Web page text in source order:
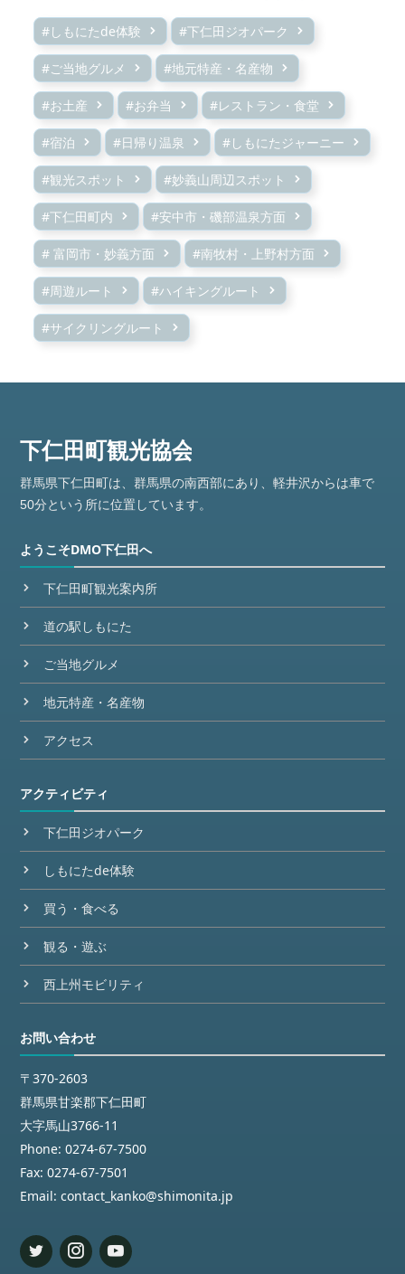
#しもにたde体験 #下仁田ジオパーク
#ご当地グルメ #地元特産・名産物
#お土産 #お弁当 #レストラン・食堂
#宿泊 #日帰り温泉 #しもにたジャーニー
#観光スポット #妙義山周辺スポット
#下仁田町内 #安中市・磯部温泉方面
# 富岡市・妙義方面 #南牧村・上野村方面
#周遊ルート #ハイキングルート
#サイクリングルート
群馬県下仁田町は、群馬県の南西部にあり、軽井沢からは車で
50分という所に位置しています。
ようこそDMO下仁田へ
下仁田町観光案内所
道の駅しもにた
ご当地グルメ
地元特産・名産物
アクセス
アクティビティ
下仁田ジオパーク
しもにたde体験
買う・食べる
観る・遊ぶ
西上州モビリティ
お問い合わせ
〒370-2603
群馬県甘楽郡下仁田町
大字馬山3766-11
Phone: 0274-67-7500
Fax: 0274-67-7501
Email: contact_kanko@shimonita.jp